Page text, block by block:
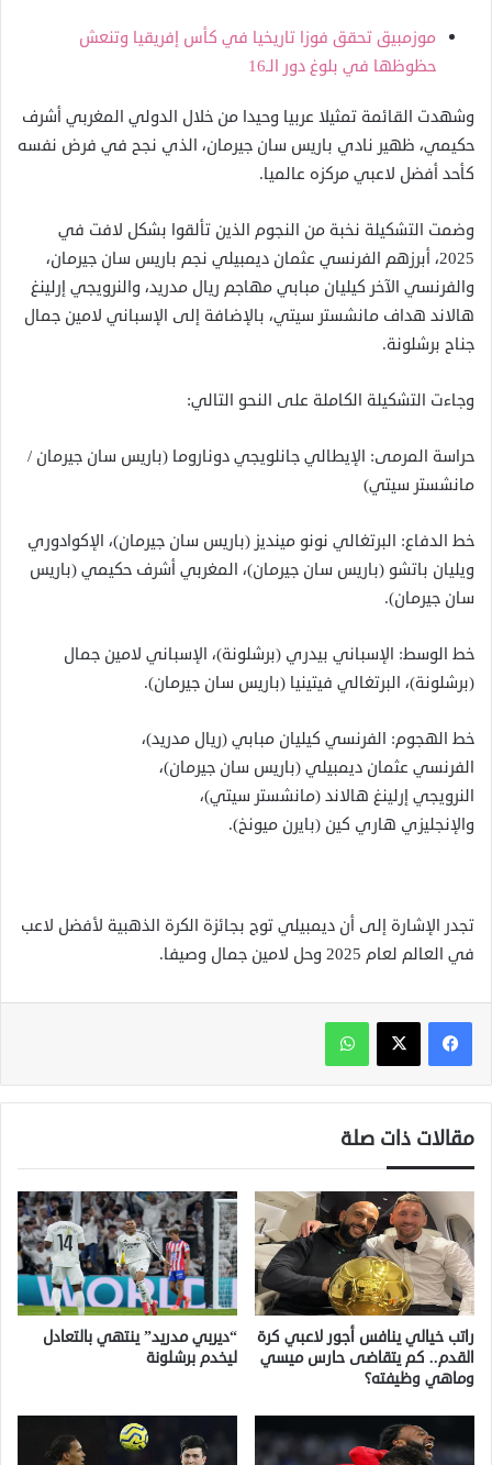
موزمبيق تحقق فوزا تاريخيا في كأس إفريقيا وتنعش
حظوظها في بلوغ دور الـ16
وشهدت القائمة تمثيلا عربيا وحيدا من خلال الدولي المغربي أشرف
حكيمي، ظهير نادي باريس سان جيرمان، الذي نجح في فرض نفسه
كأحد أفضل لاعبي مركزه عالميا.
وضمت التشكيلة نخبة من النجوم الذين تألقوا بشكل لافت في
2025، أبرزهم الفرنسي عثمان ديمبيلي نجم باريس سان جيرمان،
والفرنسي الآخر كيليان مبابي مهاجم ريال مدريد، والنرويجي إرلينغ
هالاند هداف مانشستر سيتي، بالإضافة إلى الإسباني لامين جمال
جناح برشلونة.
وجاءت التشكيلة الكاملة على النحو التالي:
حراسة المرمى: الإيطالي جانلويجي دوناروما (باريس سان جيرمان /
مانشستر سيتي)
خط الدفاع: البرتغالي نونو مينديز (باريس سان جيرمان)، الإكوادوري
ويليان باتشو (باريس سان جيرمان)، المغربي أشرف حكيمي (باريس
سان جيرمان).
خط الوسط: الإسباني بيدري (برشلونة)، الإسباني لامين جمال
(برشلونة)، البرتغالي فيتينيا (باريس سان جيرمان).
خط الهجوم: الفرنسي كيليان مبابي (ريال مدريد)،
الفرنسي عثمان ديمبيلي (باريس سان جيرمان)،
النرويجي إرلينغ هالاند (مانشستر سيتي)،
والإنجليزي هاري كين (بايرن ميونخ).
تجدر الإشارة إلى أن ديمبيلي توج بجائزة الكرة الذهبية لأفضل لاعب
في العالم لعام 2025 وحل لامين جمال وصيفا.
واتساب
مقالات ذات صلة
راتب خيالي ينافس أجور لاعبي كرة
القدم.. كم يتقاضى حارس ميسي
وماهي وظيفته؟
“ديربي مدريد” ينتهي بالتعادل
ليخدم برشلونة